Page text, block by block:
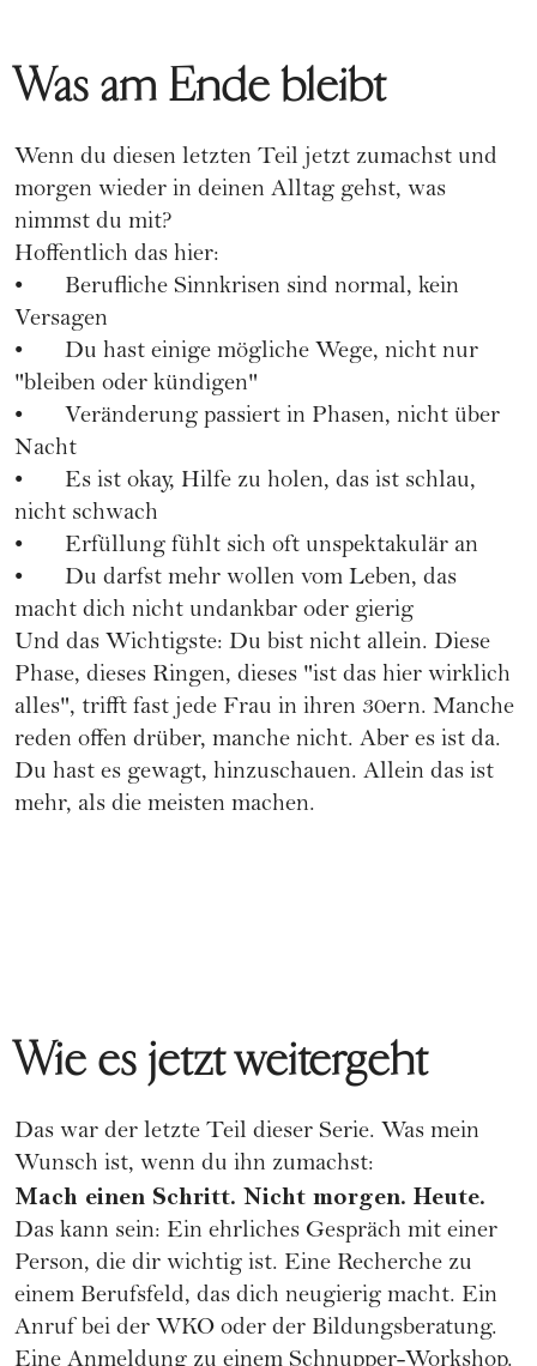
Was am Ende bleibt
Wenn du diesen letzten Teil jetzt zumachst und
morgen wieder in deinen Alltag gehst, was
nimmst du mit?
Hoffentlich das hier:
• Berufliche Sinnkrisen sind normal, kein
Versagen
• Du hast einige mögliche Wege, nicht nur
"bleiben oder kündigen"
• Veränderung passiert in Phasen, nicht über
Nacht
• Es ist okay, Hilfe zu holen, das ist schlau,
nicht schwach
• Erfüllung fühlt sich oft unspektakulär an
• Du darfst mehr wollen vom Leben, das
macht dich nicht undankbar oder gierig
Und das Wichtigste: Du bist nicht allein. Diese
Phase, dieses Ringen, dieses "ist das hier wirklich
alles", trifft fast jede Frau in ihren 30ern. Manche
reden offen drüber, manche nicht. Aber es ist da.
Du hast es gewagt, hinzuschauen. Allein das ist
mehr, als die meisten machen.
Wie es jetzt weitergeht
Das war der letzte Teil dieser Serie. Was mein
Wunsch ist, wenn du ihn zumachst:
Mach einen Schritt. Nicht morgen. Heute.
Das kann sein: Ein ehrliches Gespräch mit einer
Person, die dir wichtig ist. Eine Recherche zu
einem Berufsfeld, das dich neugierig macht. Ein
Anruf bei der WKO oder der Bildungsberatung.